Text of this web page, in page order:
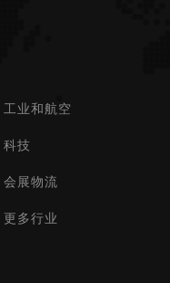
工业和航空
科技
会展物流
更多行业